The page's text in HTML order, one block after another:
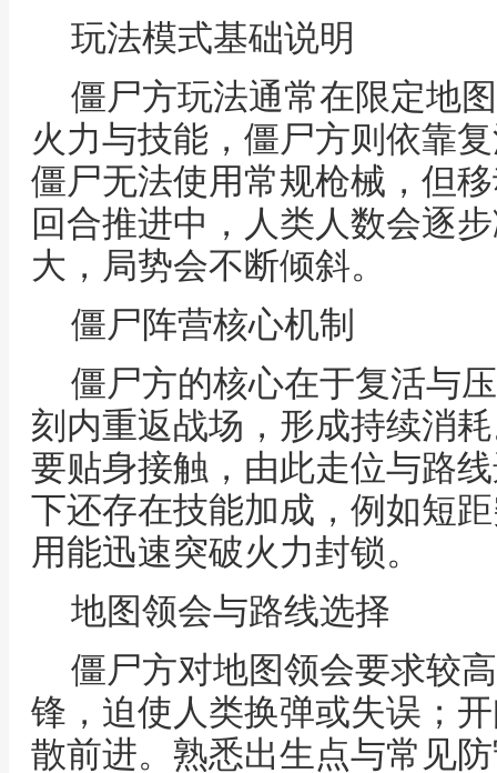
玩法模式基础说明
僵尸方玩法通常在限定地
火力与技能，僵尸方则依靠
僵尸无法使用常规枪械，但
回合推进中，人类人数会逐
大，局势会不断倾斜。
僵尸阵营核心机制
僵尸方的核心在于复活与
刻内重返战场，形成持续消
要贴身接触，由此走位与路
下还存在技能加成，例如短
用能迅速突破火力封锁。
地图领会与路线选择
僵尸方对地图领会要求较
锋，迫使人类换弹或失误；
散前进。熟悉出生点与常见